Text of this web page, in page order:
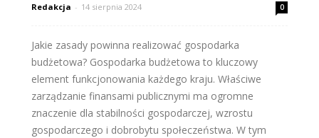
Redakcja - 14 sierpnia 2024 0
Jakie zasady powinna realizować gospodarka
budżetowa? Gospodarka budżetowa to kluczowy
element funkcjonowania każdego kraju. Właściwe
zarządzanie finansami publicznymi ma ogromne
znaczenie dla stabilności gospodarczej, wzrostu
gospodarczego i dobrobytu społeczeństwa. W tym